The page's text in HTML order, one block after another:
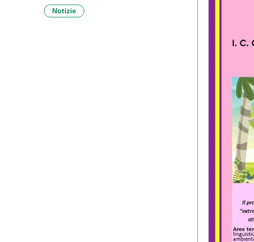
Notizie